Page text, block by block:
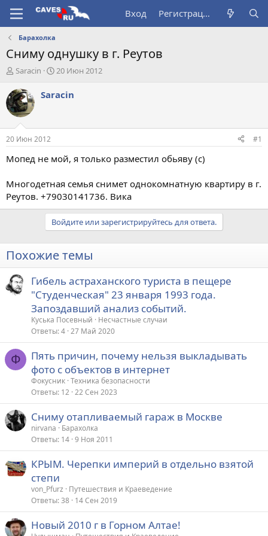
Вход Регистрация
Барахолка
Сниму однушку в г. Реутов
А
т
о
р
т
е
м
ы
Saracin
Д
т
а
л
20 Июн 2012
Saracin
20 Июн 2012 #1
Мопед не мой, я только разместил обьяву (с)
Многодетная семья снимет однокомнатную квартиру в г.
Реутов. +79030141736. Вика
Войдите или зарегистрируйтесь для ответа.
Похожие темы
Гибель астраханского туриста в пещере
"Студенческая" 23 января 1993 года.
Запоздавший анализ событий.
Куська Посевный
Несчастные случаи
Ответы 4 27 Май 2020
Ф
Пять причин, почему нельзя выкладывать
фото с объектов в интернет
Фокусник Техника безопасности
Ответы 12 22 Сен 2023
Сниму отапливаемый гараж в Москве
nirvana
Барахолка
Ответы 14 9 Ноя 2011
КРЫМ. Черепки империй в отдельно взятой
степи
von_Pfurz
Путешествия и Краеведение
Ответы 38 14 Сен 2019
Новый 2010 г в Горном Алтае!